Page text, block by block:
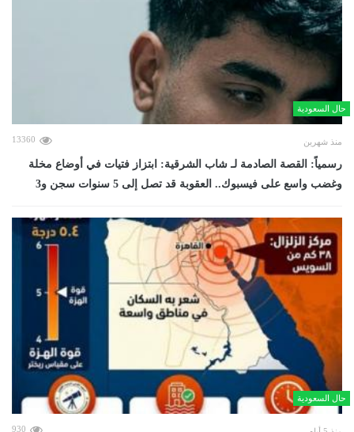
حال السعودية
منذ شهرين 13360
رسمياً: القصة الصادمة لـ شاب الشرقية: ابتزاز فتيات في أوضاع مخلة
وغضب واسع على فيسبوك.. العقوبة قد تصل إلى 5 سنوات سجن و3
حال السعودية
930